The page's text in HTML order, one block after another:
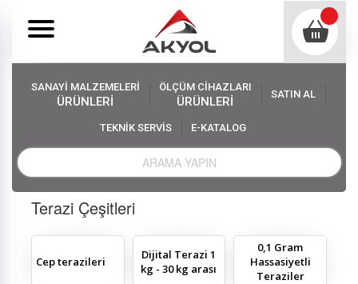
SANAYİ MALZEMELERİ
ÜRÜNLERİ
ÖLÇÜM CİHAZLARI
ÜRÜNLERİ
SATIN AL
TEKNİK SERVİS E-KATALOG
Akyol Ölçüm Cihazları Terazi Çeşitleri
Terazi Çeşitleri
Cep terazileri
Dijital Terazi 1
kg - 30 kg arası
0,1 Gram
Hassasiyetli
Teraziler